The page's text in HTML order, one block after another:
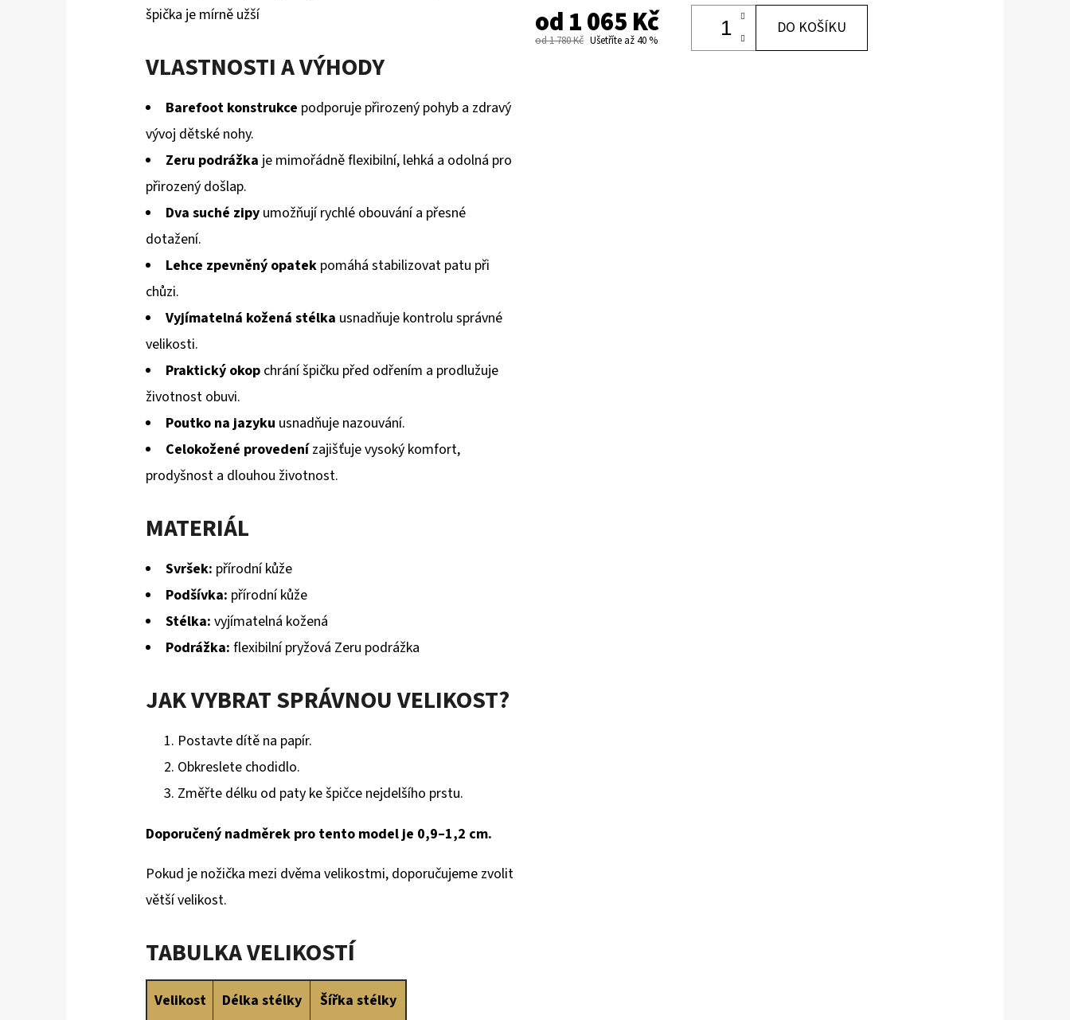
špička je mírně užší
VLASTNOSTI A VÝHODY
Barefoot konstrukce podporuje přirozený pohyb a zdravý
vývoj dětské nohy.
Zeru podrážka je mimořádně flexibilní, lehká a odolná pro
přirozený došlap.
Dva suché zipy umožňují rychlé obouvání a přesné
dotažení.
Lehce zpevněný opatek pomáhá stabilizovat patu při
chůzi.
Vyjímatelná kožená stélka usnadňuje kontrolu správné
velikosti.
Praktický okop chrání špičku před odřením a prodlužuje
životnost obuvi.
Poutko na jazyku usnadňuje nazouvání.
Celokožené provedenízajišťuje vysoký komfort,
prodyšnost a dlouhou životnost.
MATERIÁL
Svršek: přírodní kůže
Podšívka: přírodní kůže
Stélka: vyjímatelná kožená
Podrážka: flexibilní pryžová Zeru podrážka
JAK VYBRAT SPRÁVNOU VELIKOST?
Postavte dítě na papír.
Obkreslete chodidlo.
Změřte délku od paty ke špičce nejdelšího prstu.
Doporučený nadměrek pro tento model je 0,9–1,2 cm.
Pokud je nožička mezi dvěma velikostmi, doporučujeme zvolit
větší velikost.
TABULKA VELIKOSTÍ
Velikost
Délka stélky
Šířka stélky
od1 065 Kč
od 1 780 Kč Ušetříte až 40 %
DO KOŠÍKU